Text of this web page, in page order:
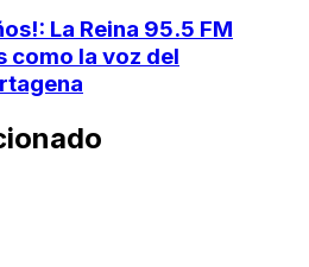
La Reina 95.5 FM
como la voz del